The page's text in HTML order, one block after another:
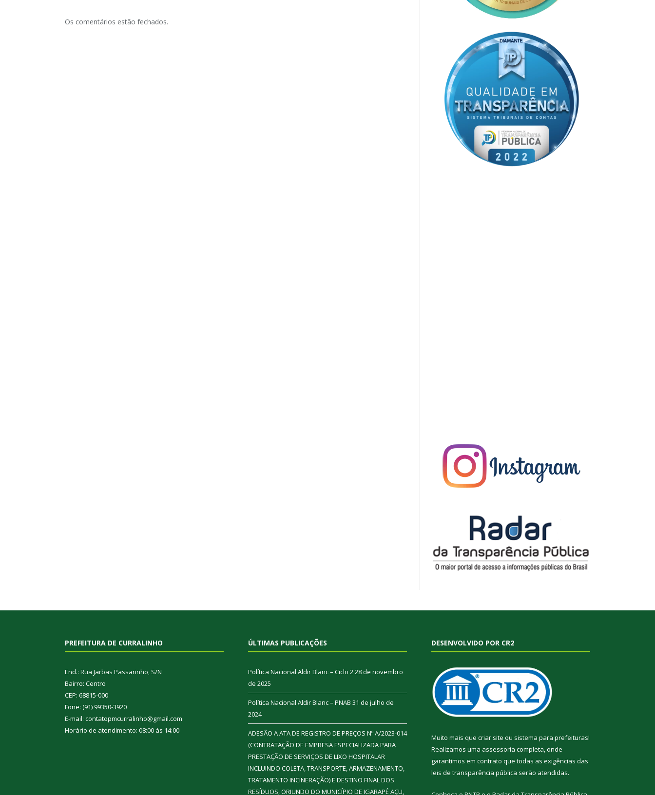
Os comentários estão fechados.
PREFEITURA DE CURRALINHO
End.: Rua Jarbas Passarinho, S/N
Bairro: Centro
CEP: 68815-000
Fone: (91) 99350-3920
E-mail: contatopmcurralinho@gmail.com
Horário de atendimento: 08:00 às 14:00
ÚLTIMAS PUBLICAÇÕES
Política Nacional Aldir Blanc – Ciclo 228 de novembro
de 2025
Política Nacional Aldir Blanc – PNAB 31 de julho de
2024
ADESÃO A ATA DE REGISTRO DE PREÇOS Nº A/2023-014
(CONTRATAÇÃO DE EMPRESA ESPECIALIZADA PARA
PRESTAÇÃO DE SERVIÇOS DE LIXO HOSPITALAR
INCLUINDO COLETA, TRANSPORTE, ARMAZENAMENTO,
TRATAMENTO INCINERAÇÃO) E DESTINO FINAL DOS
RESÍDUOS, ORIUNDO DO MUNICÍPIO DE IGARAPÉ AÇU,
DESENVOLVIDO POR CR2
Muito mais que criar site ou sistema para prefeituras!
Realizamos uma assessoria completa, onde
garantimos em contrato que todas as exigências das
leis de transparência pública serão atendidas.